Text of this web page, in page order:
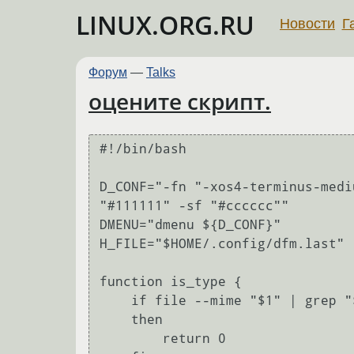
LINUX.ORG.RU Новости
Форум — Talks
оцените скрипт.
#!/bin/bash
D_CONF="-fn "-xos4-terminus-
"#111111" -sf "#cccccc""
DMENU="dmenu ${D_CONF}"
H_FILE="$HOME/.config/dfm.last"
function is_type {